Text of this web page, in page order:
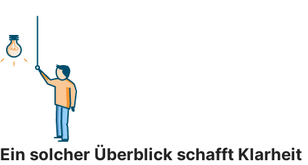
Ein solcher Überblick schafft Klarheit